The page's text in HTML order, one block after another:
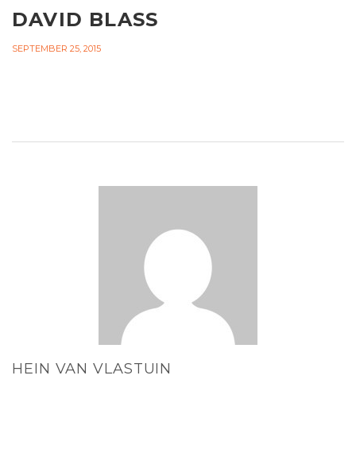
DAVID BLASS
SEPTEMBER 25, 2015
HEIN VAN VLASTUIN